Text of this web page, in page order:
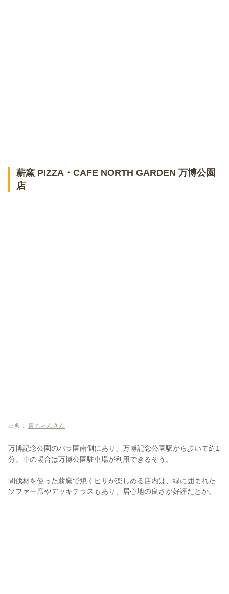
薪窯 PIZZA・CAFE NORTH GARDEN 万博公園
店
出典： 胃ちゃんさん
万博記念公園のバラ園南側にあり、万博記念公園駅から歩いて約1
分。車の場合は万博公園駐車場が利用できるそう。
間伐材を使った薪窯で焼くピザが楽しめる店内は、緑に囲まれた
ソファー席やデッキテラスもあり、居心地の良さが好評だとか。